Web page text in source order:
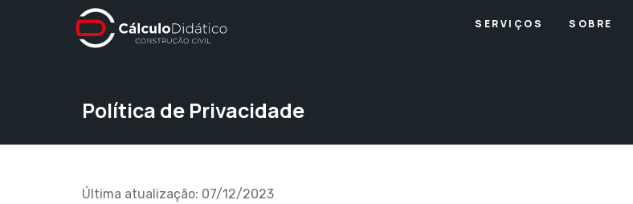
SERVIÇOS SOBRE
Política de Privacidade
Última atualização: 07/12/2023